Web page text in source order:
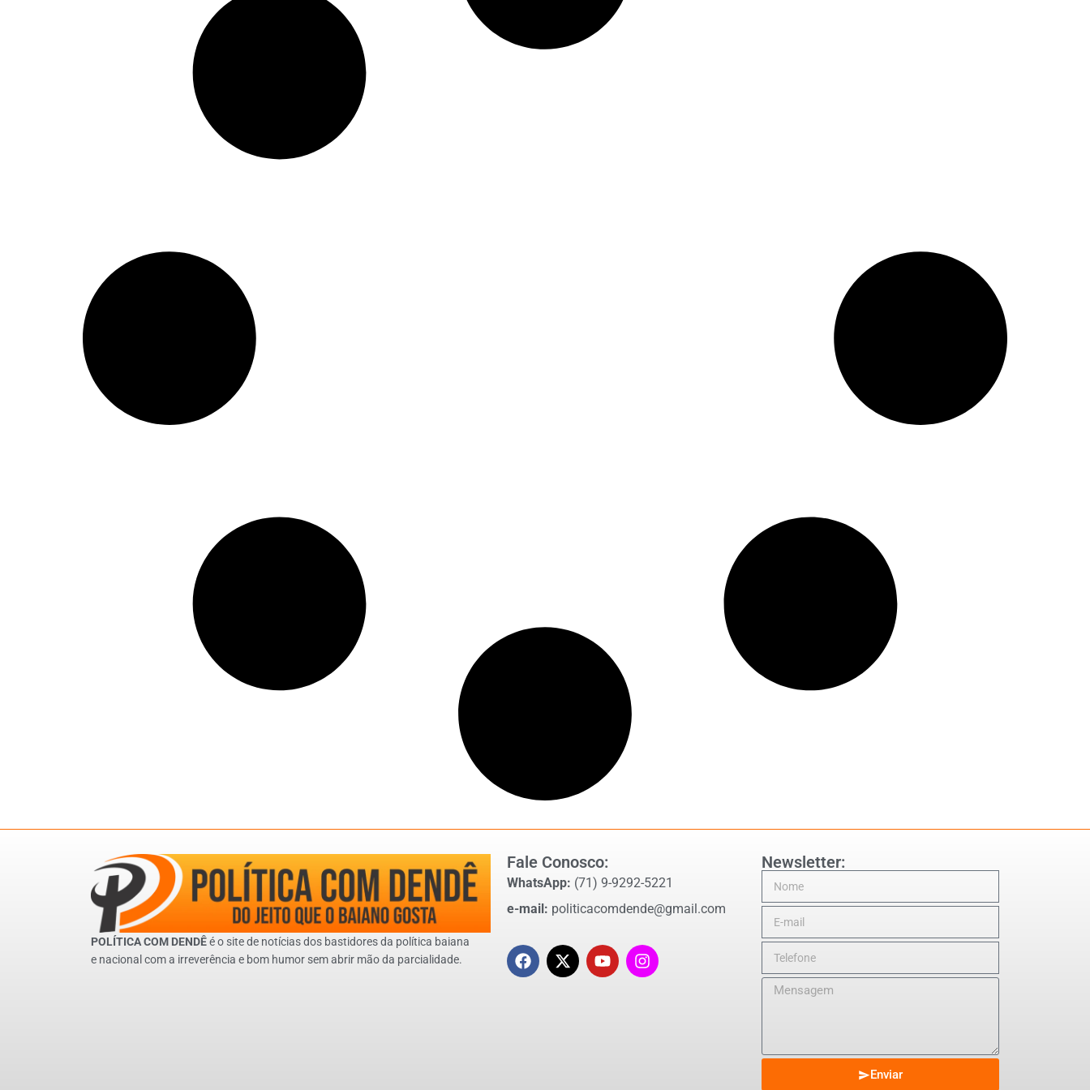
POLÍTICA COM DENDÊé o site de notícias dos bastidores da política baiana
e nacional com a irreverência e bom humor sem abrir mão da parcialidade.
Fale Conosco:
WhatsApp: (71) 9-9292-5221
e-mail: politicacomdende@gmail.com
Newsletter:
Enviar